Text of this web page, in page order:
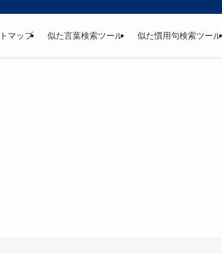
マップ 似た言葉検索ツール 似た慣用句検索ツール